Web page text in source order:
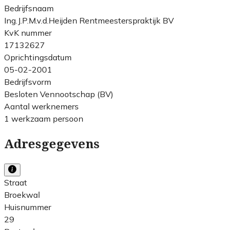
Bedrijfsnaam
Ing.J.P.M.v.d.Heijden Rentmeesterspraktijk BV
KvK nummer
17132627
Oprichtingsdatum
05-02-2001
Bedrijfsvorm
Besloten Vennootschap (BV)
Aantal werknemers
1 werkzaam persoon
Adresgegevens
Straat
Broekwal
Huisnummer
29